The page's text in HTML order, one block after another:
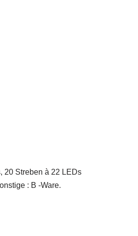
20 Streben à 22 LEDs
: B -Ware.